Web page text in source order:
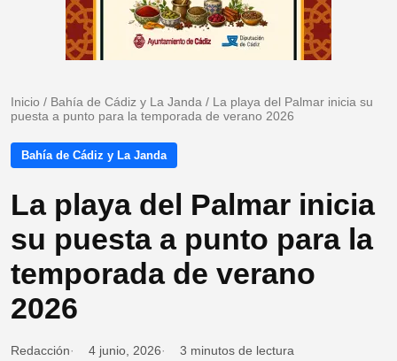
Inicio / Bahía de Cádiz y La Janda / La playa del Palmar inicia su
puesta a punto para la temporada de verano 2026
Bahía de Cádiz y La Janda
La playa del Palmar inicia
su puesta a punto para la
temporada de verano
2026
Redacción 4 junio, 2026 3 minutos de lectura